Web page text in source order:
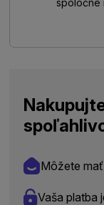
spoločne
Môžete
Vaša platba